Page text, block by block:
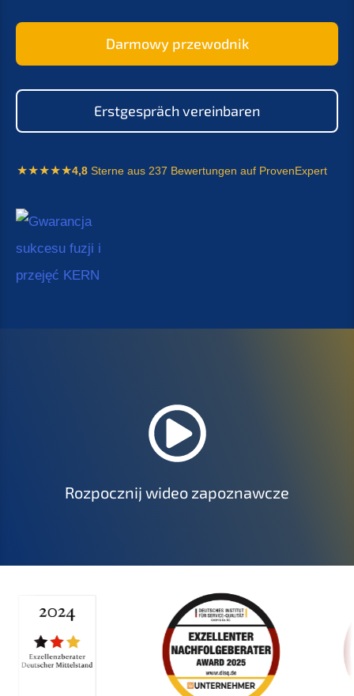
Darmowy przewodnik
Erstgespräch vereinbaren
4,8 Sterne aus 237 Bewertungen auf ProvenExpert
Rozpocznij wideo zapoznawcze